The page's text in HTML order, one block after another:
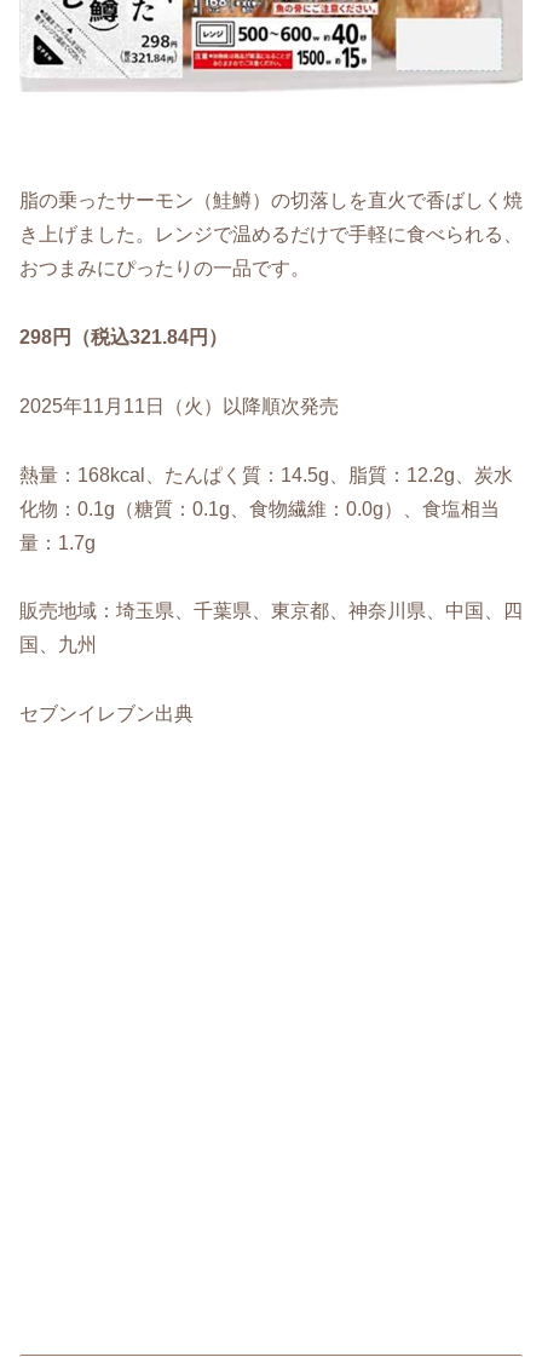
脂の乗ったサーモン（鮭鱒）の切落しを直火で香ばしく焼
き上げました。レンジで温めるだけで手軽に食べられる、
おつまみにぴったりの一品です。
298円（税込321.84円）
2025年11月11日（火）以降順次発売
熱量：168kcal、たんぱく質：14.5g、脂質：12.2g、炭水
化物：0.1g（糖質：0.1g、食物繊維：0.0g）、食塩相当
量：1.7g
販売地域：埼玉県、千葉県、東京都、神奈川県、中国、四
国、九州
セブンイレブン出典